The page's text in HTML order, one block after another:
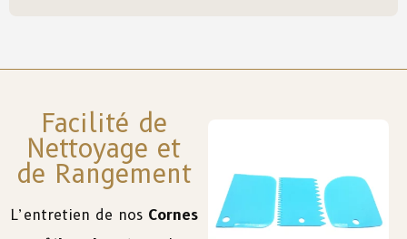
Facilité de
Nettoyage et
de Rangement
L’entretien de nos Cornes